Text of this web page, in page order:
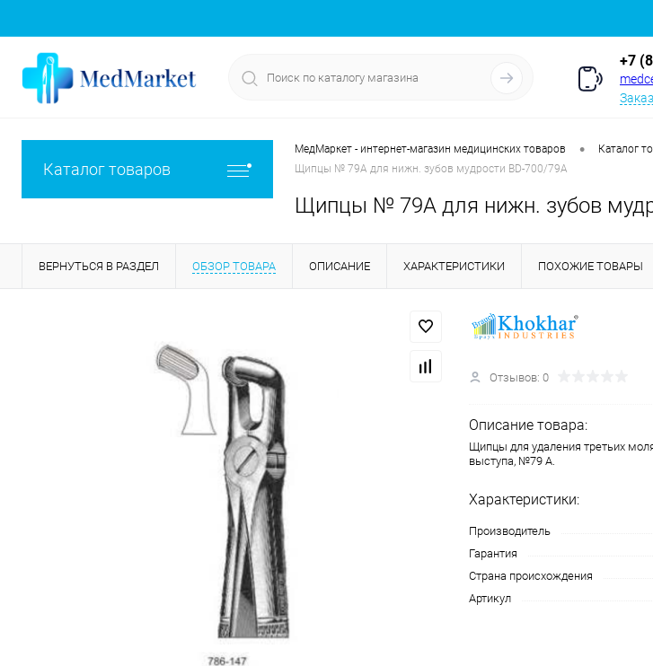
+7
Каталог товаров
МедМаркет - интернет-магазин медицинских товаров • Каталог
Щипцы № 79А для нижн. зубов мудрости BD-700/79A
Щипцы № 79А для нижн. зубов
ВЕРНУТЬСЯ В РАЗДЕЛ ОБЗОР ТОВАРА ОПИСАНИЕ ХАРАКТЕРИСТИКИ ПОХОЖИЕ ТОВАРЫ
Отзывов: 0
Описание товара:
Щипцы для удаления третьих
выступа, №79 А.
Характеристики:
Производитель
Гарантия
Страна происхождения
Артикул